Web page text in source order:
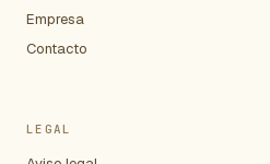
Empresa
Contacto
LEGAL